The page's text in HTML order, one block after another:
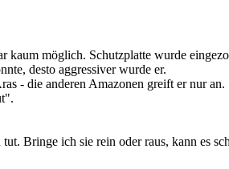
kaum möglich. Schutzplatte wurde
desto aggressiver wurde er.
- die anderen Amazonen greift er nur an.
Bringe ich sie rein oder raus, kann es